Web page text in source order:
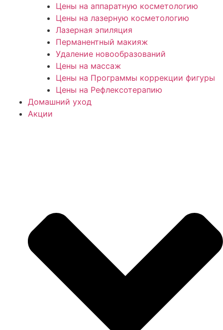
Цены на аппаратную косметологию
Цены на лазерную косметологию
Лазерная эпиляция
Перманентный макияж
Удаление новообразований
Цены на массаж
Цены на Программы коррекции фигуры
Цены на Рефлексотерапию
Домашний уход
Акции